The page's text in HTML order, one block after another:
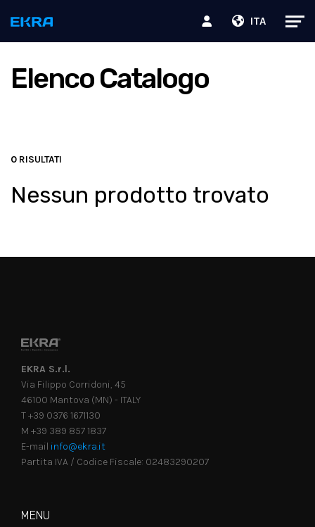
ITA
Elenco Catalogo
0 RISULTATI
Nessun prodotto trovato
EKRA S.r.l.
Via Filippo Corridoni, 45
46100 Mantova (MN) - ITALY
T +39 0376 1671130
M +39 389 857 1837
E-mail info@ekra.it
Partita IVA / Codice Fiscale: 02483290207
MENU